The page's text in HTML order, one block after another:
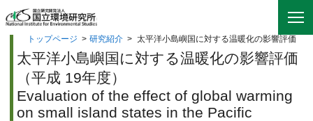
トップページ > 研究紹介 > 太平洋小島嶼国に対する温暖化の影響評価
太平洋小島嶼国に対する温暖化の影響評価
（平成 19年度）
Evaluation of the effect of global warming
on small island states in the Pacific